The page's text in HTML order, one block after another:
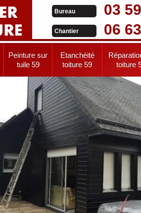
Bureau 03
Chantier 06
Peinture sur
tuile 59
Etanchéité
toiture 59
toiture